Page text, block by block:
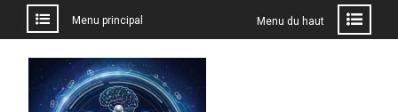
contenu
Menu principal Menu du haut